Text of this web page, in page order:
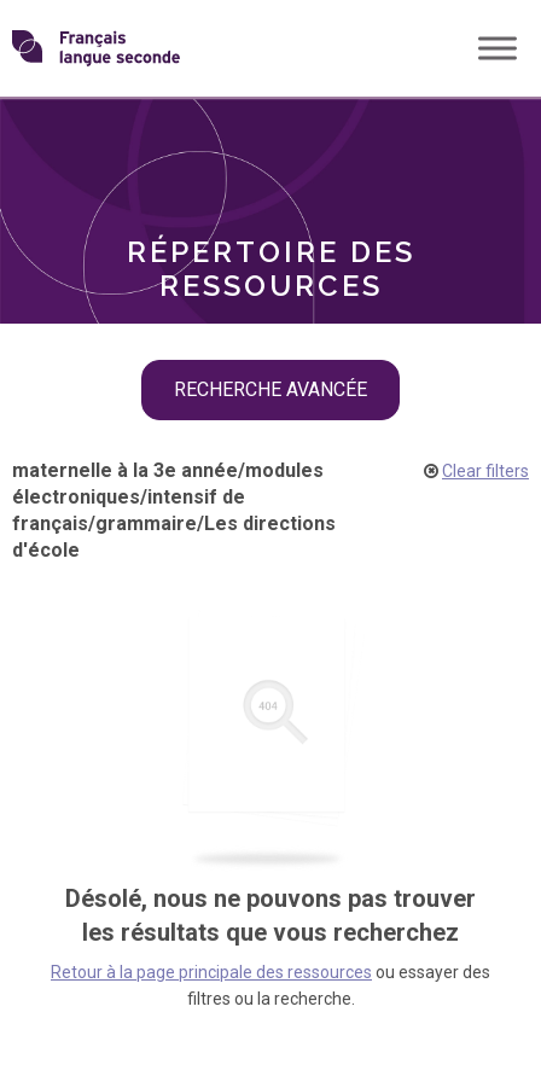
Skip
toTransformons
langue
RÉPERTOIRE DES
RESSOURCES
RECHERCHE AVANCÉE
THÈMES
maternelle à la 3e année/modules
électroniques/intensif de
français/grammaire/Les directions
d'école
Clear filters
Désolé, nous ne pouvons pas trouver
les résultats que vous recherchez
Retour à la page principale des ressources ou essayer des
filtres ou la recherche.